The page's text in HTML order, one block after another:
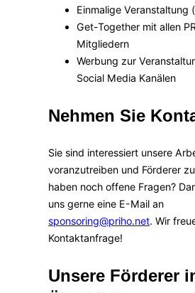
Einmalige Veranstaltung
Get-Together mit allen
Mitgliedern
Werbung zur
Social Media Kanälen
Nehmen Sie
Sie sind interessiert unsere
voranzutreiben und Förderer
haben noch offene Fragen?
uns gerne eine E-Mail an
sponsoring@priho.net. Wir
Kontaktanfrage!
Unsere Förderer